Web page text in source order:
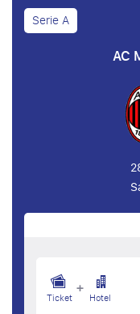
Serie A
AC
Ticket + Hotel